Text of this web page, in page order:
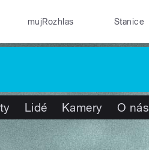
mujRozhlas Stanice
Lidé Kamery O nás